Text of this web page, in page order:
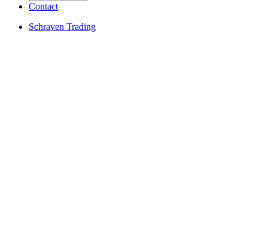
Contact
Schraven Trading